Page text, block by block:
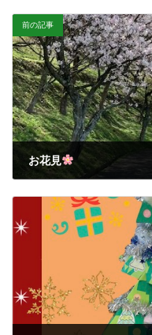
前の記事
お花見